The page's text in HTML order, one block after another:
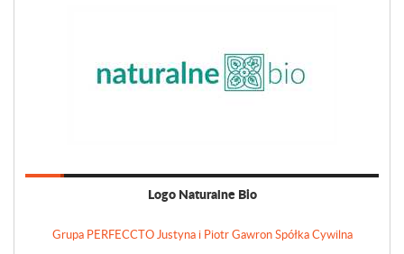
Logo Naturalne Bio
Grupa PERFECCTO Justyna i Piotr Gawron Spółka Cywilna